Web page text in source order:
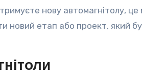
нову автомагнітолу,
новий етап або проект, який